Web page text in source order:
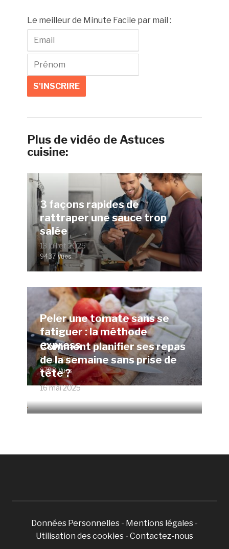
Le meilleur de Minute Facile par mail :
Plus de vidéo de Astuces
cuisine:
3 façons rapides de
rattraper une sauce trop
salée
13 juillet 2025
9437 Vues
Peler une tomate sans se
fatiguer : la méthode
express
15 juin 2025
9788 Vues
Comment planifier ses repas
de la semaine sans prise de
tête ?
16 mai 2025
Données Personnelles - Mentions légales -
Utilisation des cookies - Contactez-nous